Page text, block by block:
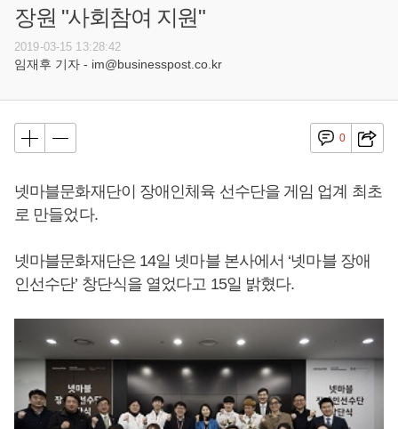
장원 "사회참여 지원"
2019-03-15 13:28:42
임재후 기자 - im@businesspost.co.kr
0
넷마블문화재단이 장애인체육 선수단을 게임 업계 최초
로 만들었다.
넷마블문화재단은 14일 넷마블 본사에서 ‘넷마블 장애
인선수단’ 창단식을 열었다고 15일 밝혔다.